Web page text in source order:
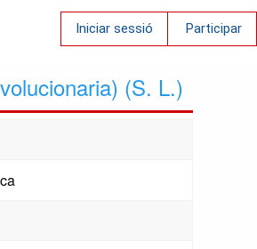
Iniciar sessió Participar
(S. L.)